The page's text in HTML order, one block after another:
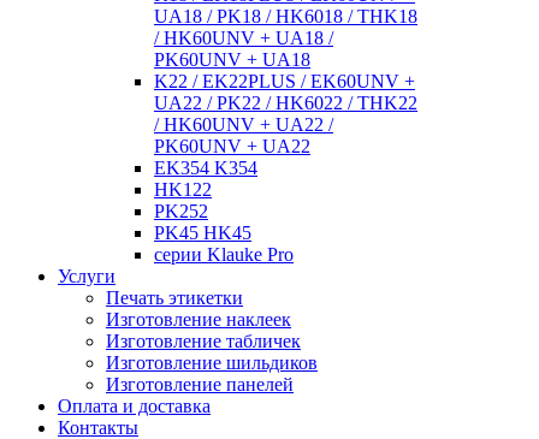
UA18 / PK18 / HK6018 / THK18
/ HK60UNV + UA18 /
PK60UNV + UA18
K22 / EK22PLUS / EK60UNV +
UA22 / PK22 / HK6022 / THK22
/ HK60UNV + UA22 /
PK60UNV + UA22
EK354 K354
HK122
PK252
PK45 HK45
серии Klauke Pro
Услуги
Печать этикетки
Изготовление наклеек
Изготовление табличек
Изготовление шильдиков
Изготовление панелей
Оплата и доставка
Контакты